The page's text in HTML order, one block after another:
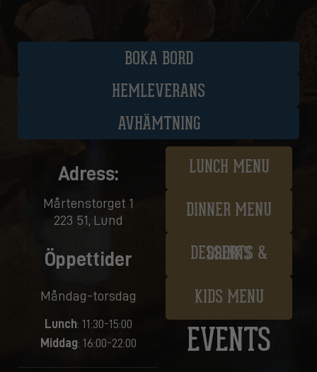
BOKA BORD
HEMLEVERANS
AVHÄMTNING
Adress:
Mårtenstorget 1
223 51, Lund
Öppettider
Måndag-torsdag
Lunch: 11:30-15:00
Middag: 16:00-22:00
LUNCH MENU
DINNER MENU
DESSERTS & DRINKS
KIDS MENU
EVENTS